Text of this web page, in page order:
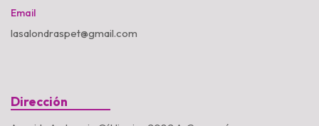
Email
lasalondraspet@gmail.com
Dirección